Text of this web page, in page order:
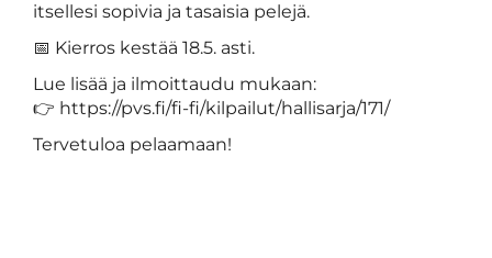
itsellesi sopivia ja tasaisia pelejä.
📅 Kierros kestää 18.5. asti.
Lue lisää ja ilmoittaudu mukaan:
👉 https://pvs.fi/fi-fi/kilpailut/hallisarja/171/
Tervetuloa pelaamaan!